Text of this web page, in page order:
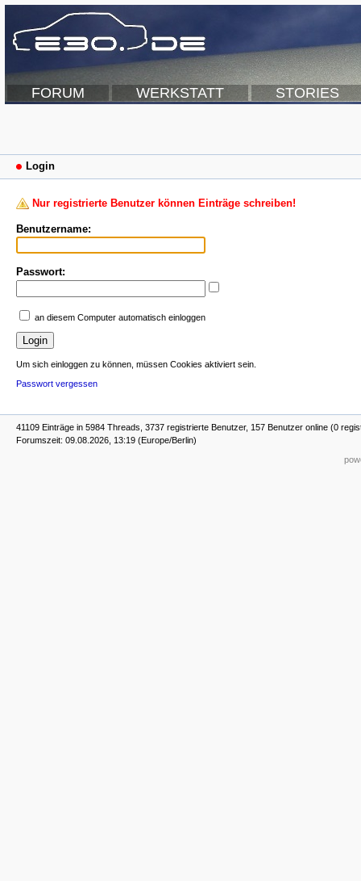
FORUM WERKSTATT STORIES
Login
Nur registrierte Benutzer können Einträge schreiben!
Benutzername:
Passwort:
an diesem Computer automatisch einloggen
Um sich einloggen zu können, müssen Cookies aktiviert sein.
Passwort vergessen
41109 Einträge in 5984 Threads, 3737 registrierte Benutzer, 157 Benutzer online (0
Forumszeit: 09.08.2026, 13:19 (Europe/Berlin)